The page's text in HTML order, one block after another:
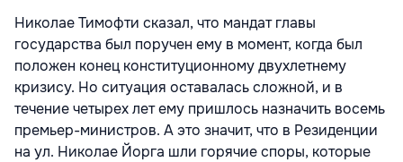
Николае Тимофти сказал, что мандат главы
государства был поручен ему в момент, когда был
положен конец конституционному двухлетнему
кризису. Но ситуация оставалась сложной, и в
течение четырех лет ему пришлось назначить восемь
премьер-министров. А это значит, что в Резиденции
на ул. Николае Йорга шли горячие споры, которые